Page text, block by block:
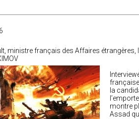
ministre français des Affaires étrangères,
la
montre
Assad